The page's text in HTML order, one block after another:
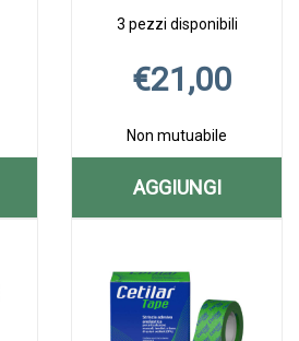
APPORTAL
3 pezzi disponibili
€21,00
Non mutuabile
AGGIUNGI
AGGIUNGI
50ML AL
CARRELLO
50ML alla
CREMA